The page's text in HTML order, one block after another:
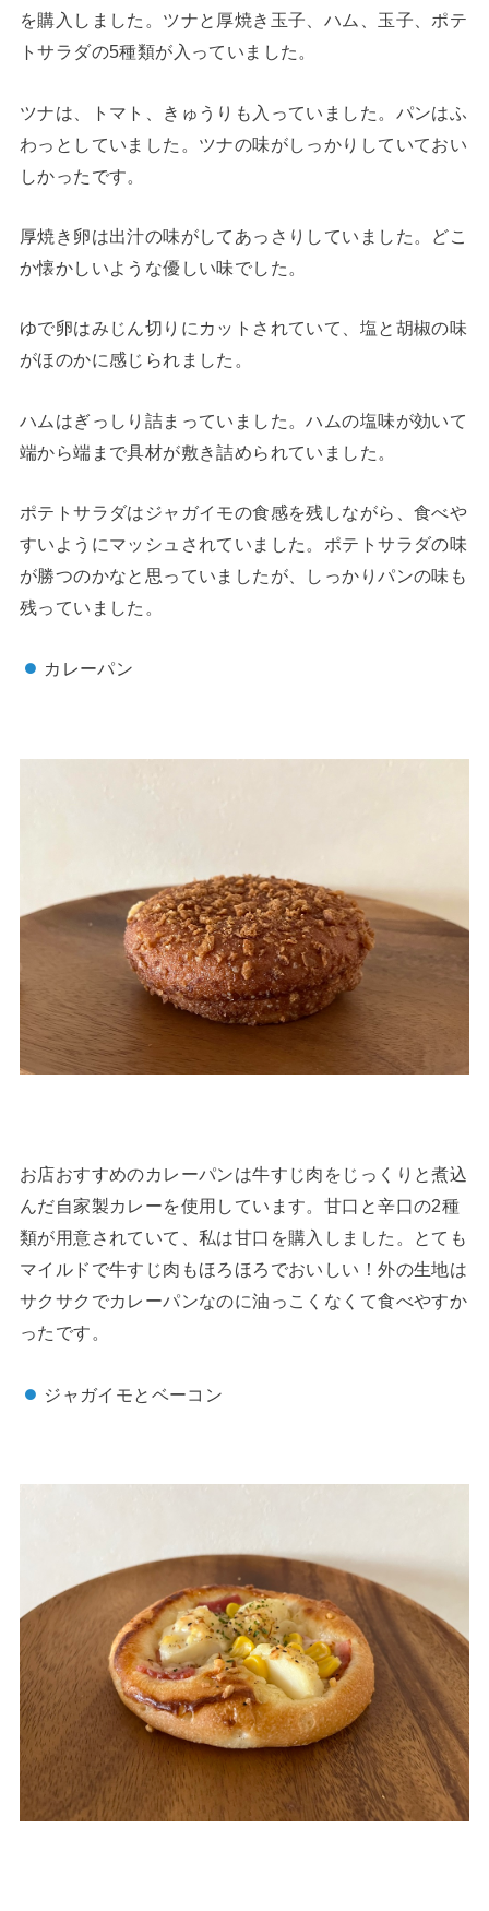
を購入しました。ツナと厚焼き玉子、ハム、玉子、ポテ
トサラダの5種類が入っていました。
ツナは、トマト、きゅうりも入っていました。パンはふ
わっとしていました。ツナの味がしっかりしていておい
しかったです。
厚焼き卵は出汁の味がしてあっさりしていました。どこ
か懐かしいような優しい味でした。
ゆで卵はみじん切りにカットされていて、塩と胡椒の味
がほのかに感じられました。
ハムはぎっしり詰まっていました。ハムの塩味が効いて
端から端まで具材が敷き詰められていました。
ポテトサラダはジャガイモの食感を残しながら、食べや
すいようにマッシュされていました。ポテトサラダの味
が勝つのかなと思っていましたが、しっかりパンの味も
残っていました。
カレーパン
お店おすすめのカレーパンは牛すじ肉をじっくりと煮込
んだ自家製カレーを使用しています。甘口と辛口の2種
類が用意されていて、私は甘口を購入しました。とても
マイルドで牛すじ肉もほろほろでおいしい！外の生地は
サクサクでカレーパンなのに油っこくなくて食べやすか
ったです。
ジャガイモとベーコン